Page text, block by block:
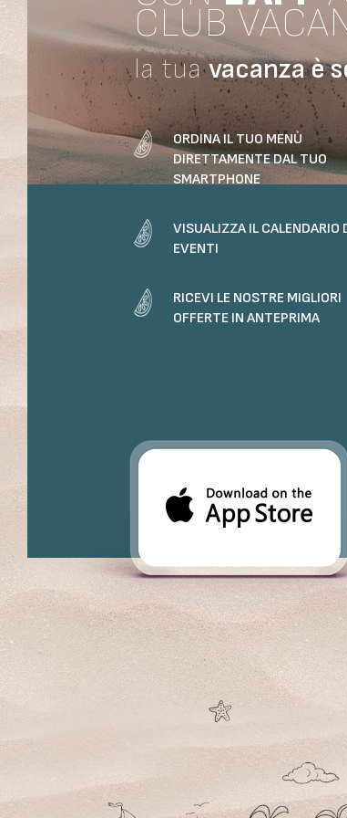
CLUB
la tuavacanzaè
ORDINA IL TUO MENÙ
DIRETTAMENTE DAL TUO
SMARTPHONE
VISUALIZZA IL CALENDARIO
EVENTI
RICEVI LE NOSTRE MIGLIORI
OFFERTE IN ANTEPRIMA